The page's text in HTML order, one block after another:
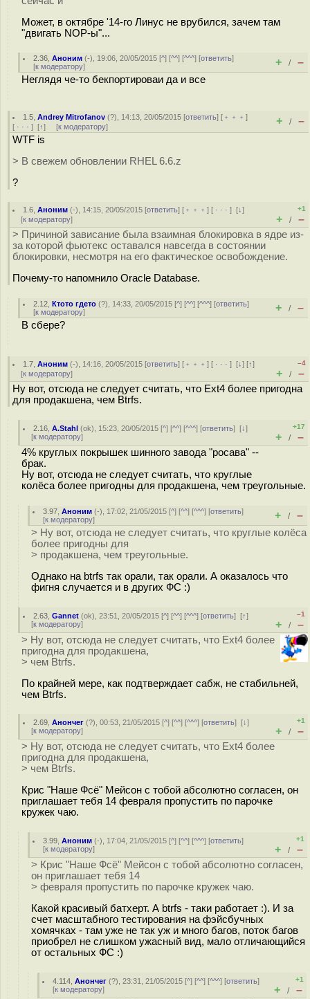
Может, в октябре '14-го Линус не врубился, зачем там
"двигать NOP-ы"...
2.36 ,Аноним (-), 19:06, 20/05/2015 [^] [^^] [^^^] [ответить]
[к модератору] + / –
Неглядя че-то бекпортироваи да и все
1.5 ,Andrey Mitrofanov (?), 14:13, 20/05/2015 [ответить] [ ﹢﹢﹢]
[ · · · ] [↑] [к модератору] + / –
WTF is
> В свежем обновлении RHEL 6.6.z
?
1.6 ,Аноним (-), 14:15, 20/05/2015 [ответить] [ ﹢﹢﹢] [ · · ·][↓]
[к модератору]
+1
+ / –
> Причиной зависание была взаимная блокировка в ядре из-
за которой фьютекс оставался навсегда в состоянии
блокировки, несмотря на его фактическое освобождение.
Почему-то напомнило Oracle Database.
2.12 ,Ктото гдето (?), 14:33, 20/05/2015 [^] [^^] [^^^] [ответить]
[к модератору] + / –
В сбере?
1.7 ,Аноним (-), 14:16, 20/05/2015 [ответить] [ ﹢﹢﹢] [ · · ·][↓] [↑]
[к модератору]
–4
+ / –
Ну вот, отсюда не следует считать, что Ext4 более пригодна
для продакшена, чем Btrfs.
2.16 ,A.Stahl (ok), 15:23, 20/05/2015 [^] [^^] [^^^] [ответить][↓]
[к модератору]
+17
+ / –
4% круглых покрышек шинного завода "росава" --
брак.
Ну вот, отсюда не следует считать, что круглые
колёса более пригодны для продакшена, чем треугольные.
3.97 ,Аноним (-), 17:02, 21/05/2015 [^] [^^] [^^^] [ответить]
[к модератору] + / –
> Ну вот, отсюда не следует считать, что круглые колёса
более пригодны для
> продакшена, чем треугольные.
Однако на btrfs так орали, так орали. А оказалось что
фигня случается и в других ФС :)
2.63 ,Gannet (ok), 23:51, 20/05/2015 [^] [^^] [^^^] [ответить][↑]
[к модератору]
–1
+ / –
> Ну вот, отсюда не следует считать, что Ext4 более
пригодна для продакшена,
> чем Btrfs.
По крайней мере, как подтверждает сабж, не стабильней,
чем Btrfs.
2.69 ,Анончег (?), 00:53, 21/05/2015 [^] [^^] [^^^] [ответить][↓]
[к модератору]
+1
+ / –
> Ну вот, отсюда не следует считать, что Ext4 более
пригодна для продакшена,
> чем Btrfs.
Крис "Наше Фсё" Мейсон с тобой абсолютно согласен, он
приглашает тебя 14 февраля пропустить по парочке
кружек чаю.
3.99 ,Аноним (-), 17:04, 21/05/2015 [^] [^^] [^^^] [ответить]
[к модератору]
+1
+ / –
> Крис "Наше Фсё" Мейсон с тобой абсолютно согласен,
он приглашает тебя 14
> февраля пропустить по парочке кружек чаю.
Какой красивый батхерт. А btrfs - таки работает :). И за
счет масштабного тестирования на фэйсбучных
хомячках - там уже не так уж и много багов, поток багов
приобрел не слишком ужасный вид, мало отличающийся
от остальных ФС :)
4.114 ,Анончег (?), 23:31, 21/05/2015 [^] [^^] [^^^] [ответить]
[к модератору]
+1
+ / –